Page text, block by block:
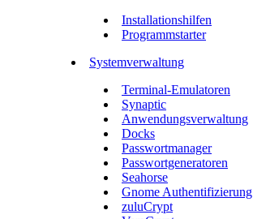
Installationshilfen
Programmstarter
Systemverwaltung
Terminal-Emulatoren
Synaptic
Anwendungsverwaltung
Docks
Passwortmanager
Passwortgeneratoren
Seahorse
Gnome Authentifizierung
zuluCrypt